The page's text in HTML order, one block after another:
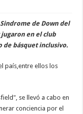
de Down del
en el club
de básquet inclusivo.
país,entre ellos los
se llevó a cabo en
conciencia por el